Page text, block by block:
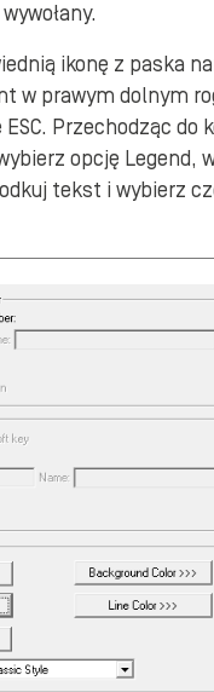
ikonę z paska
w prawym dolnym
Przechodząc do
opcję Legend,
tekst i wybierz